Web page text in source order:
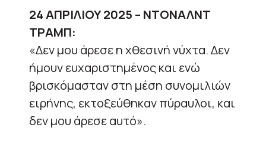
24 ΑΠΡΙΛΙΟΥ 2025 – ΝΤΟΝΑΛΝΤ
ΤΡΑΜΠ:
«Δεν μου άρεσε η χθεσινή νύχτα. Δεν
ήμουν ευχαριστημένος και ενώ
βρισκόμασταν στη μέση συνομιλιών
ειρήνης, εκτοξεύθηκαν πύραυλοι, και
δεν μου άρεσε αυτό».